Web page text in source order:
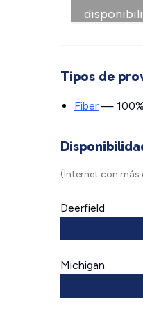
Tipos de
Fiber —
(Internet con más
Deerfield
Michigan